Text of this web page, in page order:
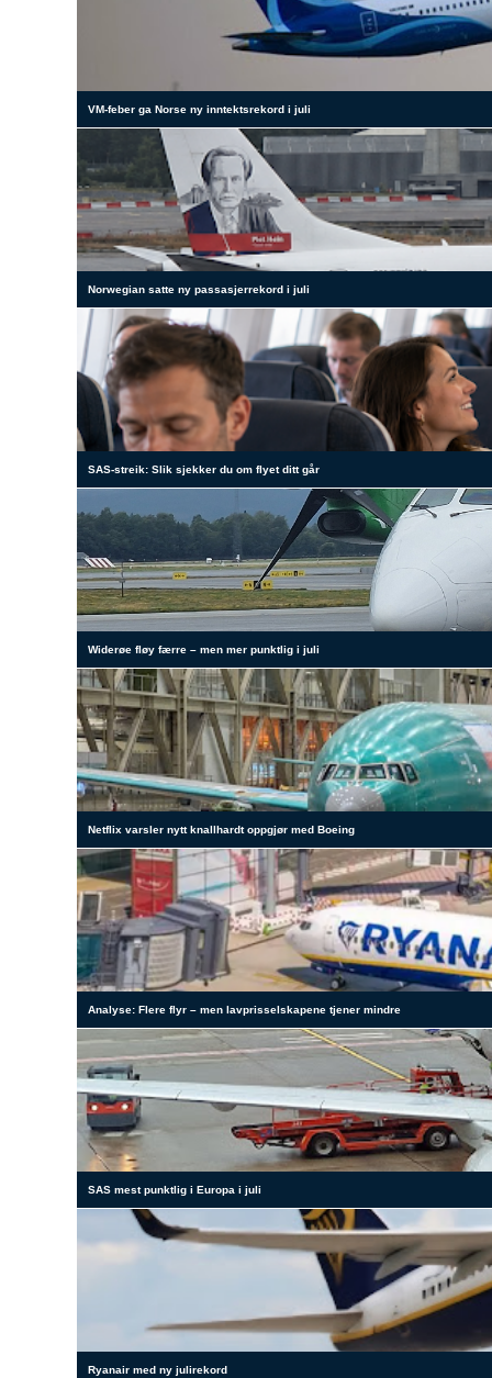
VM-feber ga Norse ny inntektsrekord i juli
Norwegian satte ny passasjerrekord i juli
SAS-streik: Slik sjekker du om flyet ditt går
Widerøe fløy færre – men mer punktlig i juli
Netflix varsler nytt knallhardt oppgjør med Boeing
Analyse: Flere flyr – men lavprisselskapene tjener mindre
SAS mest punktlig i Europa i juli
Ryanair med ny julirekord